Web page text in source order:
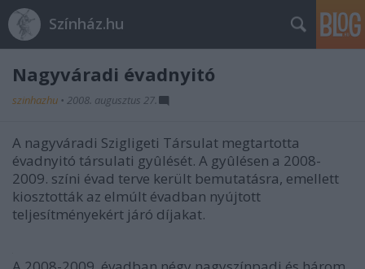
Színház.hu
Nagyváradi évadnyitó
szinhazhu • 2008. augusztus 27.
A nagyváradi Szigligeti Társulat megtartotta
évadnyitó társulati gyûlését. A gyûlésen a 2008-
2009. színi évad terve került bemutatásra, emellett
kiosztották az elmúlt évadban nyújtott
teljesítményekért járó díjakat.